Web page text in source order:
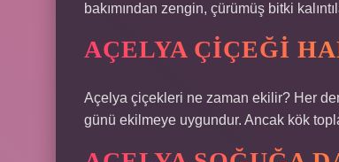
bakımından zengin, çürümüş bitki
AÇELYA ÇIÇEĞI
Açelya çiçekleri ne zaman ekilir? Her
günü ekilmeye uygundur. Ancak kök